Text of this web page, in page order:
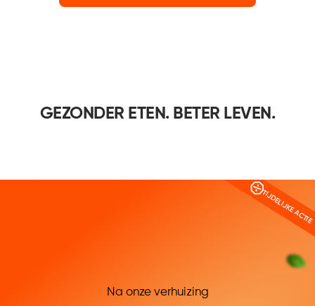
GEZONDER ETEN. BETER LEVEN.
TIJDELIJKE ACTIE
Na onze verhuizing